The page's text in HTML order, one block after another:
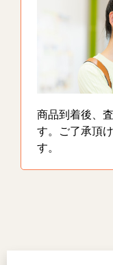
商品到着後、
す。ご了承頂
す。